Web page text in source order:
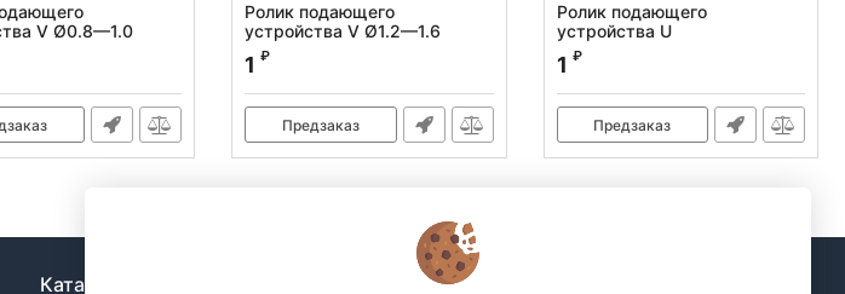
V Ø0.8—1.0
Ролик подающего
устройства V Ø1.2—1.6
Артикул:
1 ₽
Предзаказ
Ролик подающего
устройства U
Артикул:
1 ₽
Предзаказ
Каталог Подписка